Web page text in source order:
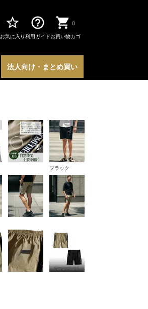
star_border
お気に入り
help_outline
利用ガイド
0
お買い物カゴ
法人向け・まとめ買い
ブラック